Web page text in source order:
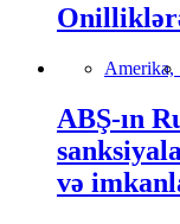
Amerika,
ABŞ-ın
və